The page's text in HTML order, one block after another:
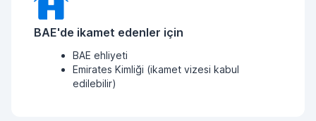
BAE'de ikamet edenler için
BAE ehliyeti
Emirates Kimliği (ikamet vizesi kabul
edilebilir)